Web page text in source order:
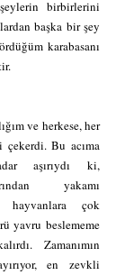
birbirlerini
başka bir şey
karabasanı
ve herkese, her
çekerdi. Bu acıma
aşırıydı ki,
yakamı
hayvanlara çok
yavru beslememe
Zamanımın
en zevkli